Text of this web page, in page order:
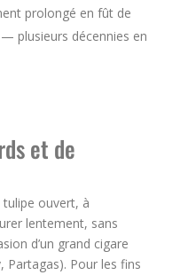
prolongé en fût de
plusieurs décennies en
et de
ouvert, à
lentement, sans
d’un grand cigare
Partagas). Pour les fins